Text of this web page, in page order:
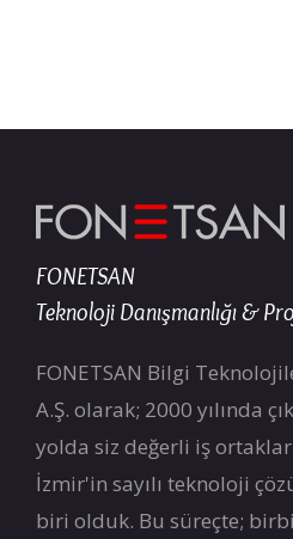
FONETSAN
Teknoloji Danışmanlığı &
FONETSAN Bilgi
A.Ş. olarak; 2000 yılında
yolda siz değerli iş
İzmir'in sayılı teknoloji
biri olduk. Bu süreçte;